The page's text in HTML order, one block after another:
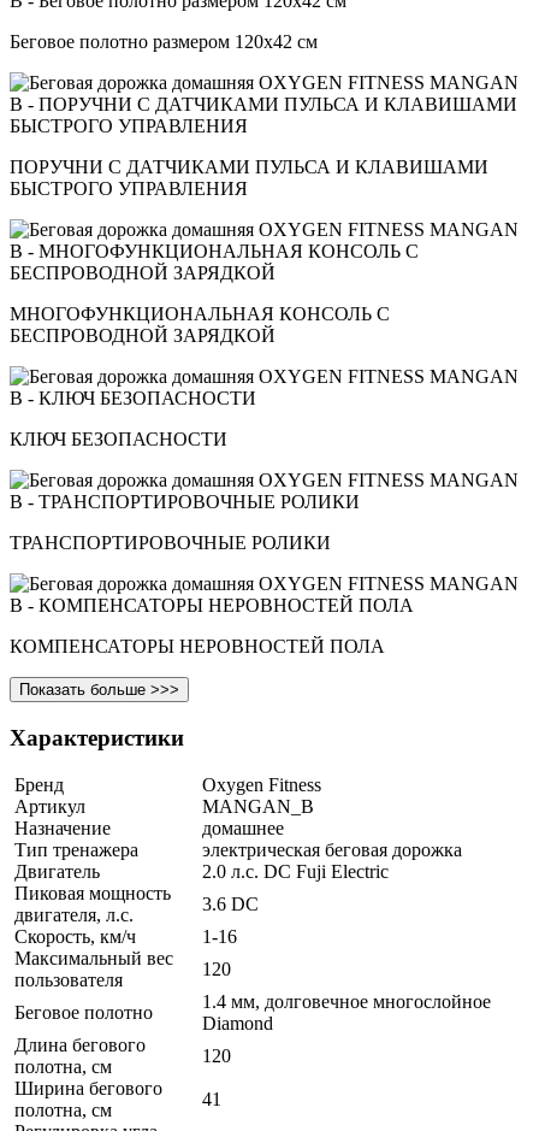
Беговое полотно размером 120x42 см
ПОРУЧНИ С ДАТЧИКАМИ ПУЛЬСА И КЛАВИШАМИ
БЫСТРОГО УПРАВЛЕНИЯ
МНОГОФУНКЦИОНАЛЬНАЯ КОНСОЛЬ С
БЕСПРОВОДНОЙ ЗАРЯДКОЙ
КЛЮЧ БЕЗОПАСНОСТИ
ТРАНСПОРТИРОВОЧНЫЕ РОЛИКИ
КОМПЕНСАТОРЫ НЕРОВНОСТЕЙ ПОЛА
Показать больше >>>
Характеристики
Бренд
Oxygen Fitness
Артикул
MANGAN_B
Назначение
домашнее
Тип тренажера
электрическая беговая дорожка
Двигатель
2.0 л.с. DC Fuji Electric
Пиковая мощность
двигателя, л.с.
3.6 DC
Скорость, км/ч
1-16
Максимальный вес
пользователя
120
Беговое полотно
1.4 мм, долговечное многослойное
Diamond
Длина бегового
полотна, см
120
Ширина бегового
полотна, см
41